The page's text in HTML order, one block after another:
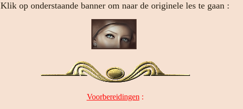
Klik op onderstaande banner om naar de originele les te gaan :
Voorbereidingen :